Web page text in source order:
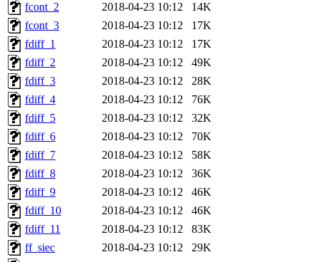
fcont_2
2018-04-23 10:12
14K
fcont_3
2018-04-23 10:12
17K
fdiff_1
2018-04-23 10:12
17K
fdiff_2
2018-04-23 10:12
49K
fdiff_3
2018-04-23 10:12
28K
fdiff_4
2018-04-23 10:12
76K
fdiff_5
2018-04-23 10:12
32K
fdiff_6
2018-04-23 10:12
70K
fdiff_7
2018-04-23 10:12
58K
fdiff_8
2018-04-23 10:12
36K
fdiff_9
2018-04-23 10:12
46K
fdiff_10
2018-04-23 10:12
46K
fdiff_11
2018-04-23 10:12
83K
ff_siec
2018-04-23 10:12
29K